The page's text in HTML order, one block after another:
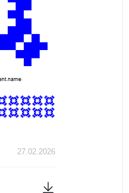
27.02.2026